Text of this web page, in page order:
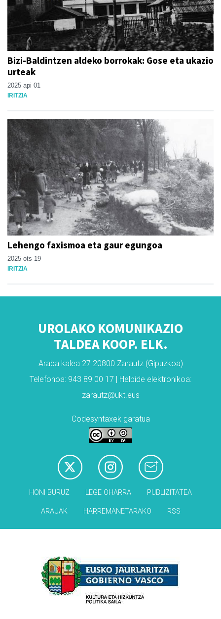
Bizi-Baldintzen aldeko borrokak: Gose eta ukazio
urteak
2025 api 01
IRITZIA
Lehengo faxismoa eta gaur egungoa
2025 ots 19
IRITZIA
UROLAKO KOMUNIKAZIO
TALDEA KOOP. ELK.
Araba kalea 27 20800 Zarautz (Gipuzkoa)
Telefonoa: 943 89 00 17 | Helbide elektronikoa:
zarautz@ukt.eus
Codesyntaxek garatua
HONI BURUZ LEGE OHARRA PUBLIZITATEA
ARAUAK HARREMANETARAKO RSS